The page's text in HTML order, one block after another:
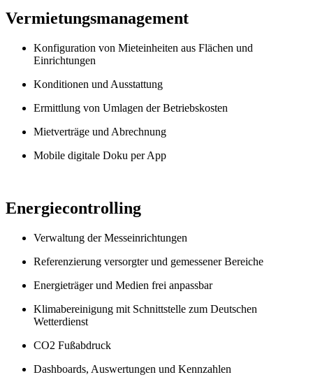
Vermietungsmanagement
Konfiguration von Mieteinheiten aus Flächen und
Einrichtungen
Konditionen und Ausstattung
Ermittlung von Umlagen der Betriebskosten
Mietverträge und Abrechnung
Mobile digitale Doku per App
Energiecontrolling
Verwaltung der Messeinrichtungen
Referenzierung versorgter und gemessener Bereiche
Energieträger und Medien frei anpassbar
Klimabereinigung mit Schnittstelle zum Deutschen
Wetterdienst
CO2 Fußabdruck
Dashboards, Auswertungen und Kennzahlen